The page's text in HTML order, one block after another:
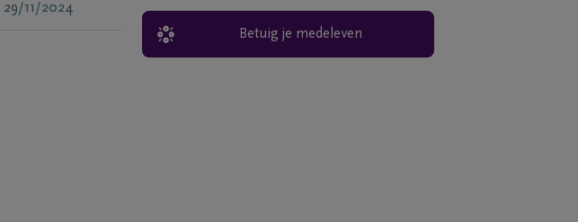
29/11/2024
Betuig je medeleven